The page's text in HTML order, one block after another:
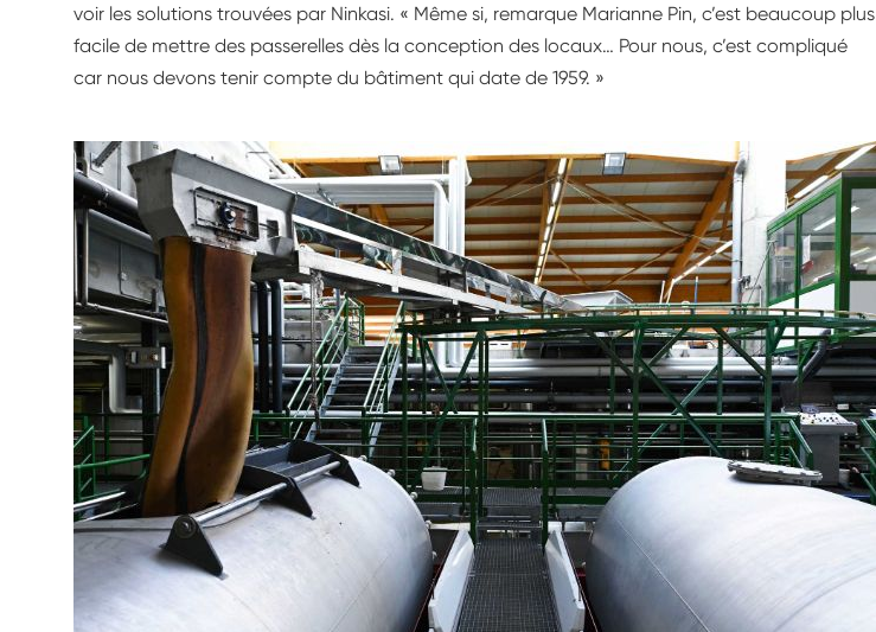
voir les solutions trouvées par Ninkasi. « Même si, remarque Marianne Pin, c’est beaucoup plus
facile de mettre des passerelles dès la conception des locaux… Pour nous, c’est compliqué
car nous devons tenir compte du bâtiment qui date de 1959. »